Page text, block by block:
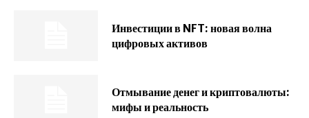
Инвестиции в NFT: новая волна
цифровых активов
Отмывание денег и криптовалюты:
мифы и реальность